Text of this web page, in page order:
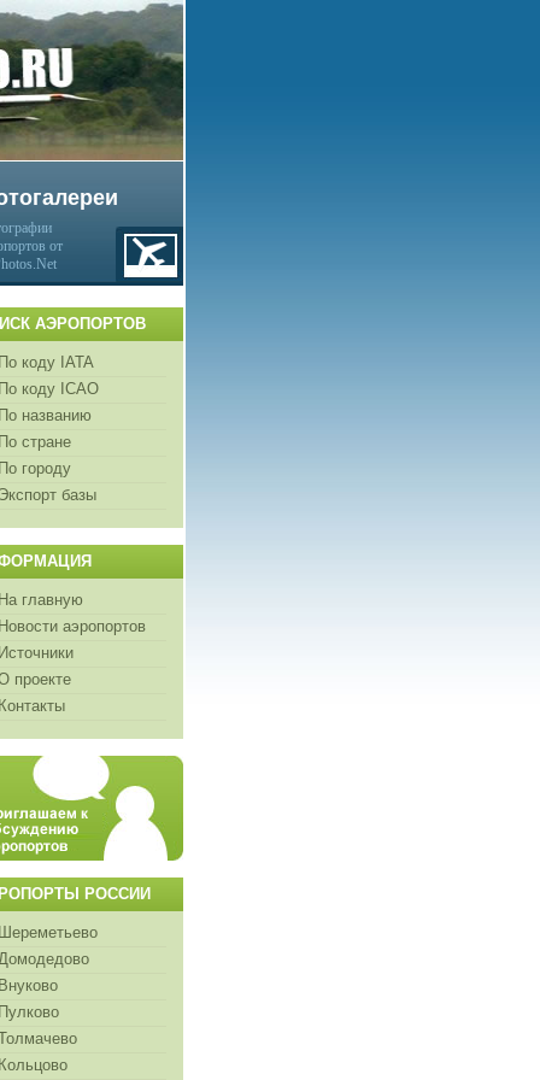
от
АЭРОПОРТОВ
По коду IATA
По коду ICAO
По названию
По стране
По городу
Экспорт базы
На главную
Новости аэропортов
Источники
проекте
Контакты
РОССИИ
Шереметьево
Внуково
Пулково
Кольцово